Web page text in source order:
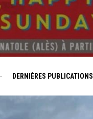
DERNIÈRES PUBLICATIONS